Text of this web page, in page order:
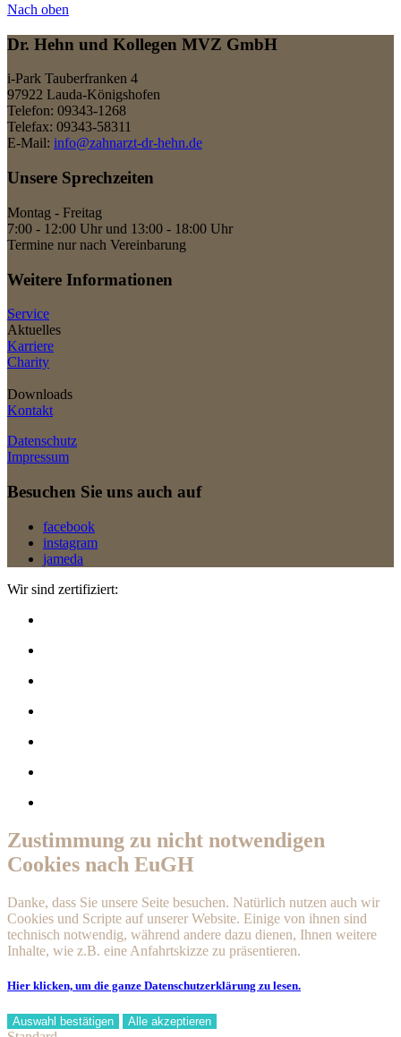
Nach oben
Dr. Hehn und Kollegen MVZ GmbH
i-Park Tauberfranken 4
97922 Lauda-Königshofen
Telefon: 09343-1268
Telefax: 09343-58311
E-Mail: info@zahnarzt-dr-hehn.de
Unsere Sprechzeiten
Montag - Freitag
7:00 - 12:00 Uhr und 13:00 - 18:00 Uhr
Termine nur nach Vereinbarung
Weitere Informationen
Service
Aktuelles
Karriere
Charity
Downloads
Kontakt
Datenschutz
Impressum
Besuchen Sie uns auch auf
facebook
instagram
jameda
Wir sind zertifiziert:
Zustimmung zu nicht notwendigen
Cookies nach EuGH
Danke, dass Sie unsere Seite besuchen. Natürlich nutzen auch wir
Cookies und Scripte auf unserer Website. Einige von ihnen sind
technisch notwendig, während andere dazu dienen, Ihnen weitere
Inhalte, wie z.B. eine Anfahrtskizze zu präsentieren.
Hier klicken, um die ganze Datenschutzerklärung zu lesen.
Auswahl bestätigen Alle akzeptieren